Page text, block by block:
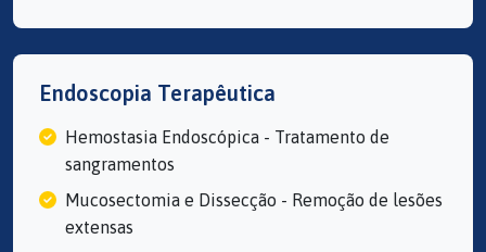
Endoscopia Terapêutica
Hemostasia Endoscópica - Tratamento de
sangramentos
Mucosectomia e Dissecção - Remoção de lesões
extensas